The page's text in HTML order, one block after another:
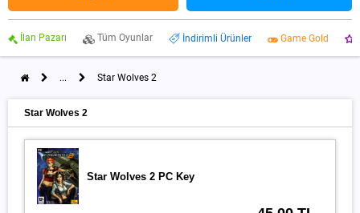
İlan Pazarı Tüm Oyunlar İndirimli Ürünler Game Gold
... Star Wolves 2
Star Wolves 2
Star Wolves 2 PC Key